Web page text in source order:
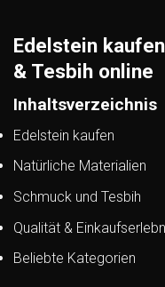
Edelstein
& Tesbih online
Inhaltsverzeichnis
Edelstein kaufen
Natürliche Materialien
Schmuck und Tesbih
Qualität &
Beliebte Kategorien